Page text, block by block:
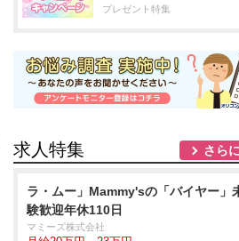
プレゼント特集
求人特集 さら
ラ・ムー」Mammy'sの「バイヤー」
験歓迎年休110日
マミーズ株式会社